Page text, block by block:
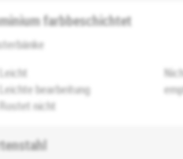
farbbeschichtet
Leicht
Leichte bearbeitung
Rostet nicht